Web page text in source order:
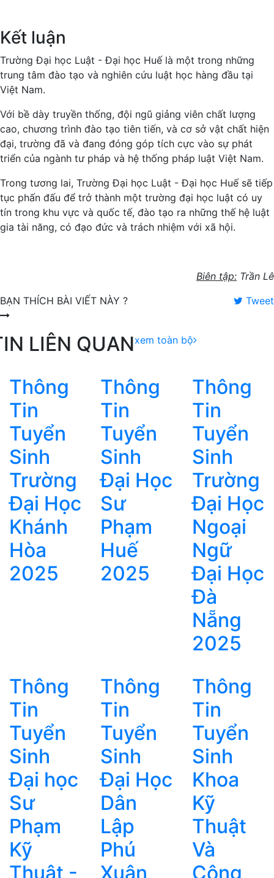
Kết luận
Trường Đại học Luật - Đại học Huế là một trong những
trung tâm đào tạo và nghiên cứu luật học hàng đầu tại
Việt Nam.
Với bề dày truyền thống, đội ngũ giảng viên chất lượng
cao, chương trình đào tạo tiên tiến, và cơ sở vật chất hiện
đại, trường đã và đang đóng góp tích cực vào sự phát
triển của ngành tư pháp và hệ thống pháp luật Việt Nam.
Trong tương lai, Trường Đại học Luật - Đại học Huế sẽ tiếp
tục phấn đấu để trở thành một trường đại học luật có uy
tín trong khu vực và quốc tế, đào tạo ra những thế hệ luật
gia tài năng, có đạo đức và trách nhiệm với xã hội.
Biên tập: Trần Lê
BẠN THÍCH BÀI VIẾT NÀY ?
Tweet
LIÊN QUANxem toàn bộ
Thông
Tin
Tuyển
Sinh
Trường
Đại Học
Khánh
Hòa
2025
Thông
Tin
Tuyển
Sinh
Đại Học
Sư
Phạm
Huế
2025
Thông
Tin
Tuyển
Sinh
Trường
Đại Học
Ngoại
Ngữ
Đại Học
Đà
Nẵng
2025
Thông
Tin
Tuyển
Sinh
Đại học
Sư
Phạm
Kỹ
Thuật -
Thông
Tin
Tuyển
Sinh
Đại Học
Dân
Lập
Phú
Xuân
Thông
Tin
Tuyển
Sinh
Khoa
Kỹ
Thuật
Và
Công